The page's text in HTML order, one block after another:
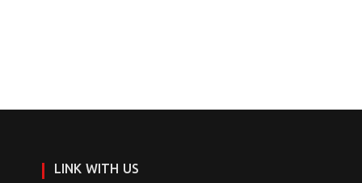
LINK WITH US